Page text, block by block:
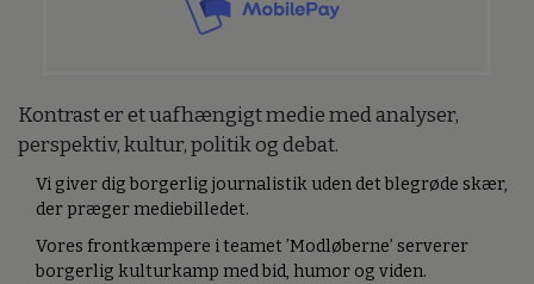
Kontrast er et uafhængigt medie med analyser,
perspektiv, kultur, politik og debat.
Vi giver dig borgerlig journalistik uden det blegrøde skær,
der præger mediebilledet.
Vores frontkæmpere i teamet ’Modløberne’ serverer
borgerlig kulturkamp med bid, humor og viden.